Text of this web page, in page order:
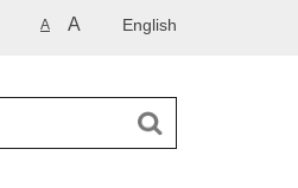
English
A A